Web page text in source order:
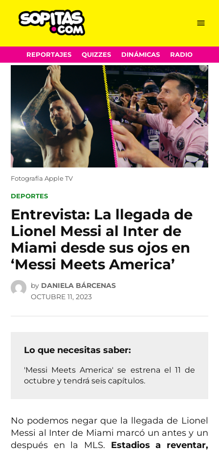
Skip
to
Menu
REPORTAJES QUIZZES DINÁMICAS RADIO
Fotografía Apple TV
POSTED
DEPORTES
Entrevista: La llegada de
Lionel Messi al Inter de
Miami desde sus ojos en
‘Messi Meets America’
by DANIELA BÁRCENAS
OCTUBRE 11, 2023
Lo que necesitas saber:
'Messi Meets America' se estrena el 11 de
octubre y tendrá seis capítulos.
No podemos negar que la llegada de Lionel
Messi al Inter de Miami marcó un antes y un
después en la MLS. Estadios a reventar,